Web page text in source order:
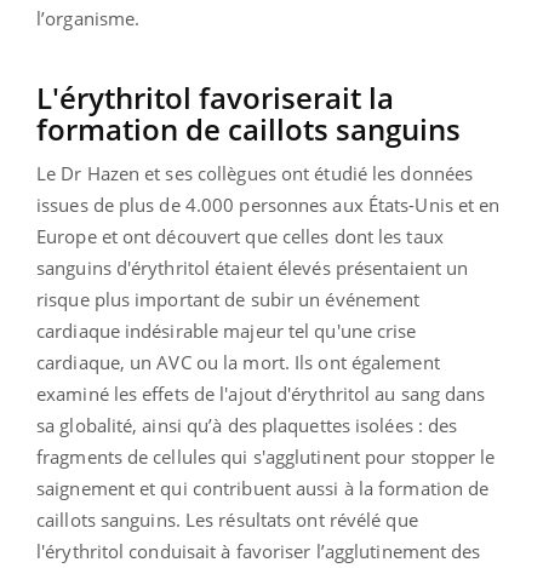
l’organisme.
L'érythritol favoriserait la
formation de caillots sanguins
Le Dr Hazen et ses collègues ont étudié les données
issues de plus de 4.000 personnes aux États-Unis et en
Europe et ont découvert que celles dont les taux
sanguins d'érythritol étaient élevés présentaient un
risque plus important de subir un événement
cardiaque indésirable majeur tel qu'une crise
cardiaque, un AVC ou la mort. Ils ont également
examiné les effets de l'ajout d'érythritol au sang dans
sa globalité, ainsi qu’à des plaquettes isolées : des
fragments de cellules qui s'agglutinent pour stopper le
saignement et qui contribuent aussi à la formation de
caillots sanguins. Les résultats ont révélé que
l'érythritol conduisait à favoriser l’agglutinement des